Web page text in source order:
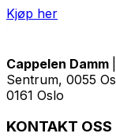
Kjøp her
Cappelen Damm
Sentrum, 0055
0161 Oslo
KONTAKT OSS